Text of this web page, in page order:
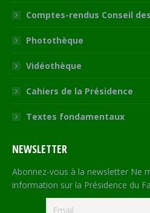
Comptes-rendus Conseil
Photothèque
Vidéothèque
Cahiers de la Présidence
Textes fondamentaux
NEWSLETTER
Abonnez-vous à la newsletter Ne
information sur la Présidence du